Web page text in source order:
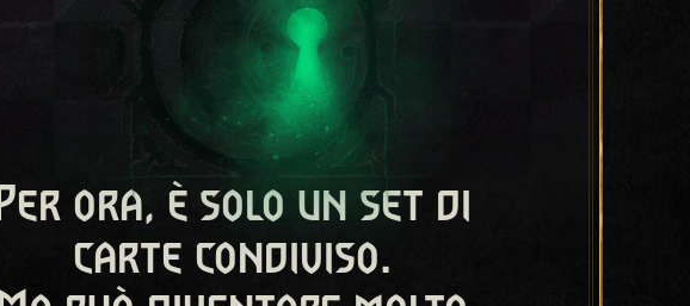
Per ora, è solo un set di
carte condiviso.